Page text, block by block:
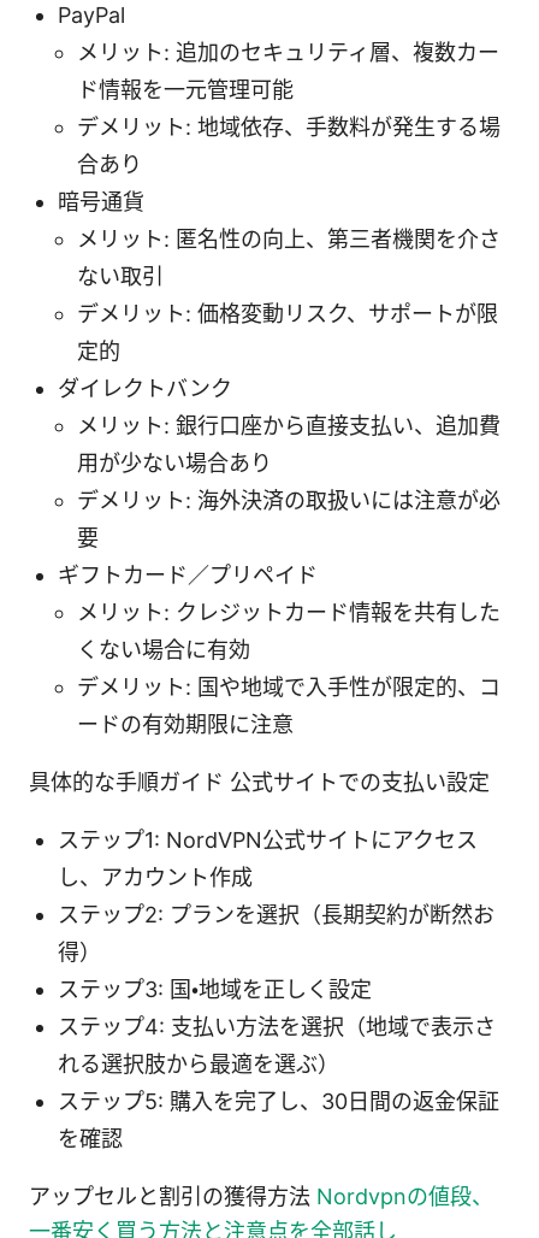
PayPal
メリット: 追加のセキュリティ層、複数カー
ド情報を一元管理可能
デメリット: 地域依存、手数料が発生する場
合あり
暗号通貨
メリット: 匿名性の向上、第三者機関を介さ
ない取引
デメリット: 価格変動リスク、サポートが限
定的
ダイレクトバンク
メリット: 銀行口座から直接支払い、追加費
用が少ない場合あり
デメリット: 海外決済の取扱いには注意が必
要
ギフトカード／プリペイド
メリット: クレジットカード情報を共有した
くない場合に有効
デメリット: 国や地域で入手性が限定的、コ
ードの有効期限に注意
具体的な手順ガイド 公式サイトでの支払い設定
ステップ1: NordVPN公式サイトにアクセス
し、アカウント作成
ステップ2: プランを選択（長期契約が断然お
得）
ステップ3: 国・地域を正しく設定
ステップ4: 支払い方法を選択（地域で表示さ
れる選択肢から最適を選ぶ）
ステップ5: 購入を完了し、30日間の返金保証
を確認
アップセルと割引の獲得方法 Nordvpnの値段、
一番安く買う方法と注意点を全部話し